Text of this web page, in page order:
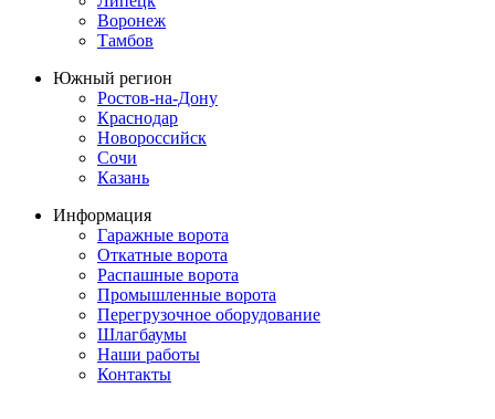
Воронеж
Тамбов
Южный регион
Ростов-на-Дону
Краснодар
Новороссийск
Сочи
Казань
Информация
Гаражные ворота
Откатные ворота
Распашные ворота
Промышленные ворота
Перегрузочное оборудование
Шлагбаумы
Наши работы
Контакты